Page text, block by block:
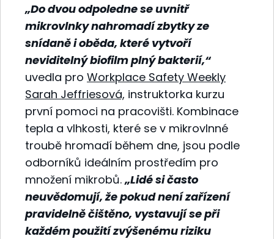
„Do dvou odpoledne se uvnitř
mikrovlnky nahromadí zbytky ze
snídaně i oběda, které vytvoří
neviditelný biofilm plný bakterií,“
uvedla pro Workplace Safety Weekly
Sarah Jeffriesová, instruktorka kurzu
první pomoci na pracovišti. Kombinace
tepla a vlhkosti, které se v mikrovlnné
troubě hromadí během dne, jsou podle
odborníků ideálním prostředím pro
množení mikrobů. „Lidé si často
neuvědomují, že pokud není zařízení
pravidelně čištěno, vystavují se při
každém použití zvýšenému riziku